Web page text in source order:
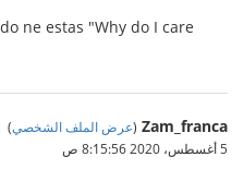
ne estas "Why do I care
Zam_franca
(عرض الملف الشخصي)
5 أغسطس، 2020 8:15:56 ص